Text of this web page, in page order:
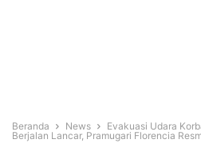
Beranda News
Evakuasi Udara
Berjalan Lancar, Pramugari Florencia